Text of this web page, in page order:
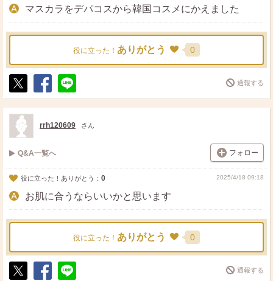
マスカラをデパコスから韓国コスメにかえました
役に立った！ ありがとう 0
ポ
ス
ト
シ
ェ
送
る
通報する
rrh120609 さん
Q&A一覧へ フォロー
役に立った！ありがとう： 0 2025/4/18 09:18
お肌に合うならいいかと思います
役に立った！ ありがとう 0
通報する